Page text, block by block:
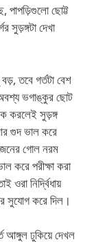
পাপড়িগুলো ছোট্ট
সুড়ঙ্গটা দেখা
তবে গর্তটা বেশ
ভগাঙ্কুর ছোট
করলেই সুড়ঙ্গ
গুদ ভাল করে
গোল নরম
করে পরীক্ষা করা
ওরা নির্দ্বিধায়
সুযোগ করে দিল।
আঙ্গুল ঢুকিয়ে দেখল